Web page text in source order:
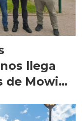
llega
de Mowi